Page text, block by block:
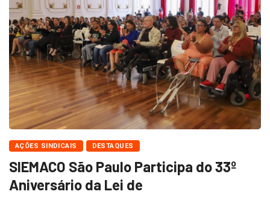
AÇÕES SINDICAIS DESTAQUES
SIEMACO São Paulo Participa do 33º
Aniversário da Lei de